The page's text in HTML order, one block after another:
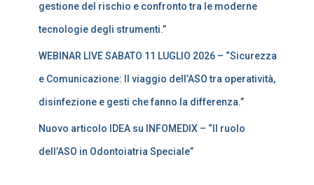
gestione del rischio e confronto tra le moderne
tecnologie degli strumenti.”
WEBINAR LIVE SABATO 11 LUGLIO 2026 – “Sicurezza
e Comunicazione: Il viaggio dell’ASO tra operatività,
disinfezione e gesti che fanno la differenza.”
Nuovo articolo IDEA su INFOMEDIX – “Il ruolo
dell’ASO in Odontoiatria Speciale”